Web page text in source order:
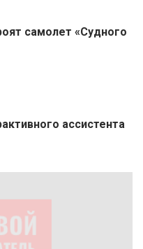
самолет «Судного
ассистента